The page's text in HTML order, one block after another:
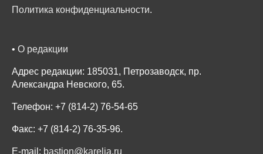
Политика конфиденциальности.
• О редакции
Адрес редакции: 185031, Петрозаводск, пр.
Александра Невского, 65.
Телефон: +7 (814-2) 76-54-65
Факс: +7 (814-2) 76-35-96.
E-mail: bastion@karelia.ru